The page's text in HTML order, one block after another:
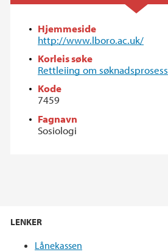
Hjemmeside
http://www.lboro.ac.uk/
Korleis søke
Rettleiing om søknadsprosess
Kode
7459
Fagnavn
Sosiologi
LENKER
Lånekassen